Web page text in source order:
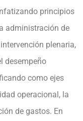
principios
administración de
plenaria,
desempeño
como ejes
operacional, la
de gastos. En